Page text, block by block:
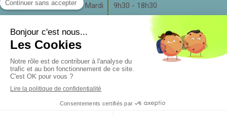
Mardi
9h30 - 18h30
9h30 - 17h30
Jeudi
9h30 - 18h30
Vendredi
9h30 - 18h30
Samedi
Fermé
Dimanche
Fermé
Rechercher